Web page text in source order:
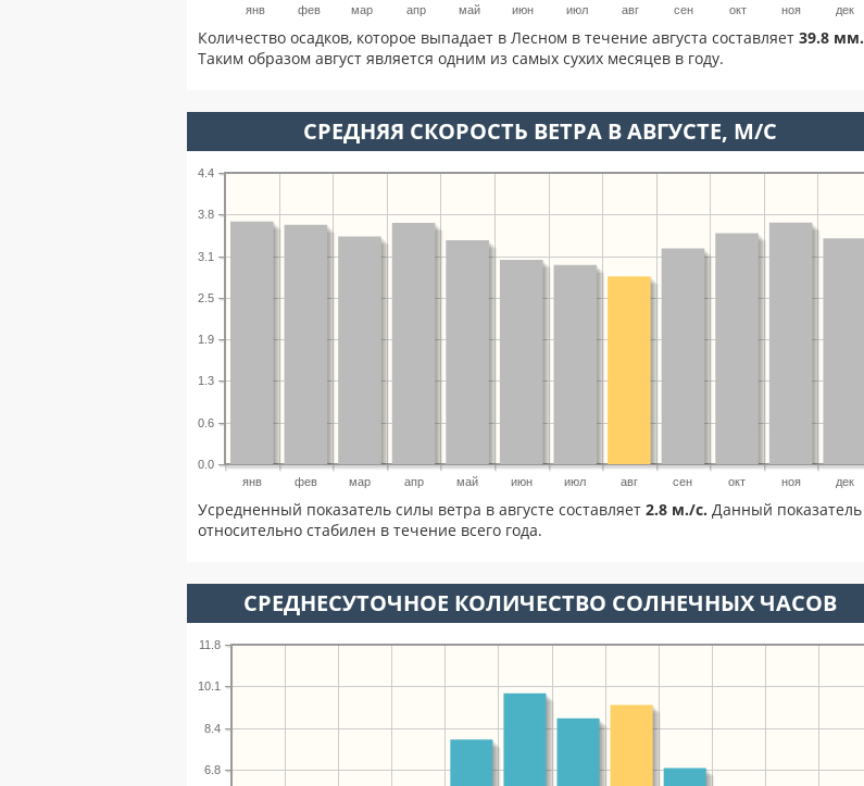
янв фев мар апр май июн июл авг сен окт ноя дек
Количество осадков, которое выпадает в Лесном в течение августа составляет 39.8 мм.
Таким образом август является одним из самых сухих месяцев в году.
СРЕДНЯЯ СКОРОСТЬ ВЕТРА В АВГУСТЕ, М/С
янв фев мар апр май июн июл авг сен окт ноя дек
0.0
0.6
1.3
1.9
2.5
3.1
3.8
4.4
Усредненный показатель силы ветра в августе составляет 2.8 м./с. Данный показатель
относительно стабилен в течение всего года.
СРЕДНЕСУТОЧНОЕ КОЛИЧЕСТВО СОЛНЕЧНЫХ ЧАСОВ
6.8
8.4
10.1
11.8